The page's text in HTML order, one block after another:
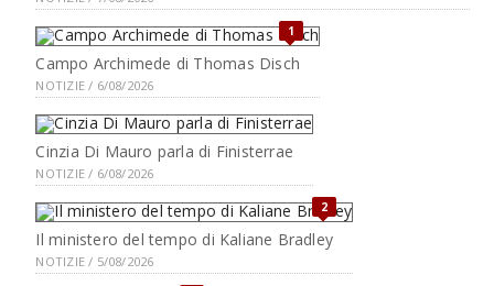
1
Campo Archimede di Thomas Disch
NOTIZIE / 6/08/2026
Cinzia Di Mauro parla di Finisterrae
NOTIZIE / 6/08/2026
2
Il ministero del tempo di Kaliane Bradley
NOTIZIE / 5/08/2026